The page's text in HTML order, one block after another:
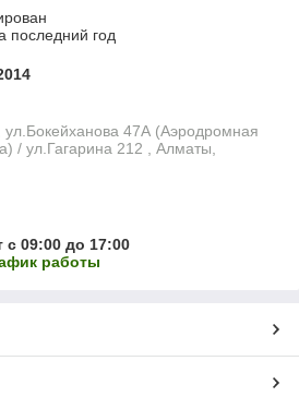
последний год
ул.Бокейханова 47А (Аэродромная
/ ул.Гагарина 212 , Алматы,
с 09:00 до 17:00
работы